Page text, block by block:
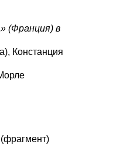
(Франция) в
Констанция
(фрагмент)